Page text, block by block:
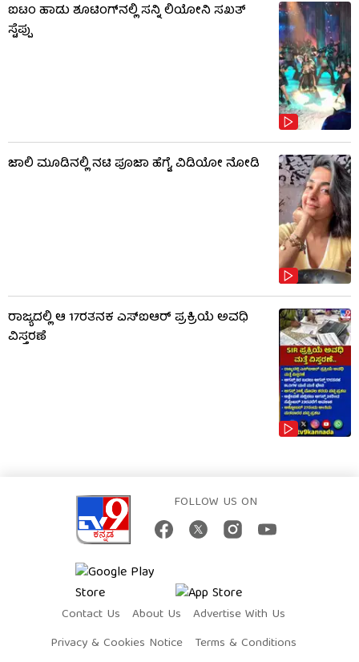
ಐಟಂ ಹಾಡು ಶೂಟಿಂಗ್​​ನಲ್ಲಿ ಸನ್ನಿ ಲಿಯೋನಿ ಸಖತ್
ಸ್ಟೆಪ್ಪು
ಜಾಲಿ ಮೂಡಿನಲ್ಲಿ ನಟಿ ಪೂಜಾ ಹೆಗ್ಡೆ, ವಿಡಿಯೋ ನೋಡಿ
ರಾಜ್ಯದಲ್ಲಿ ಆ 17ರತನಕ ಎಸ್‌ಐಆರ್ ಪ್ರಕ್ರಿಯೆ ಅವಧಿ
ವಿಸ್ತರಣೆ
FOLLOW US ON
Contact Us About Us
Advertise With Us
Privacy & Cookies Notice
Terms & Conditions